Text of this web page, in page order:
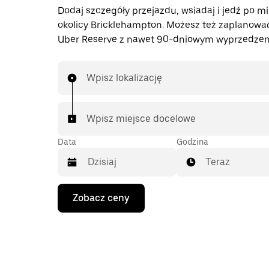
Dodaj szczegóły przejazdu, wsiadaj i jedź po
okolicy Bricklehampton. Możesz też
Uber Reserve z nawet 90-dniowym
Wpisz lokalizację
Wpisz miejsce docelowe
Data
Naciśnij
klawisz
strzałki
Godzina
Teraz
Zobacz ceny